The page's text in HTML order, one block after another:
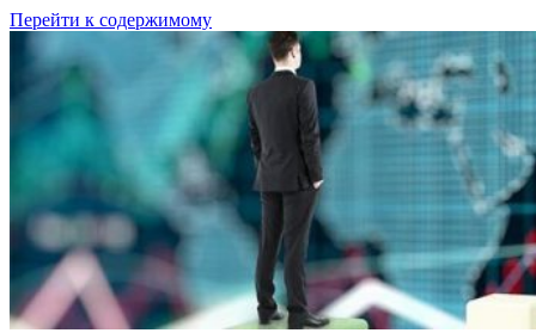
Перейти к содержимому